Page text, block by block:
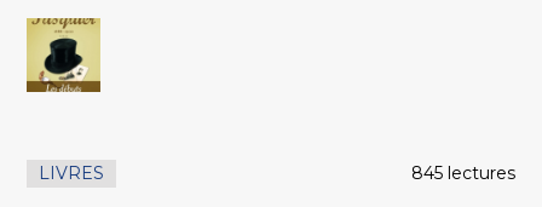
LIVRES 845 lectures